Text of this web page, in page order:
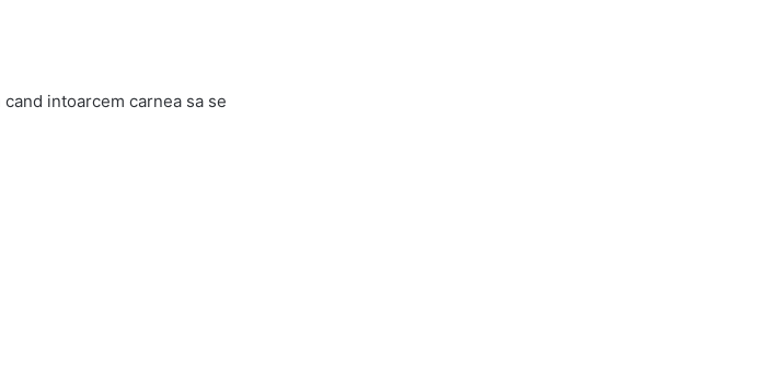
intoarcem carnea sa se